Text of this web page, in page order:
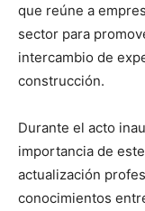
que reúne a
sector para
intercambio de
construcción.
Durante el acto
importancia de
actualización
conocimientos